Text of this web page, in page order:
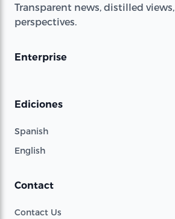
Transparent news, distilled
perspectives.
Enterprise
Ediciones
Spanish
English
Contact
Contact Us